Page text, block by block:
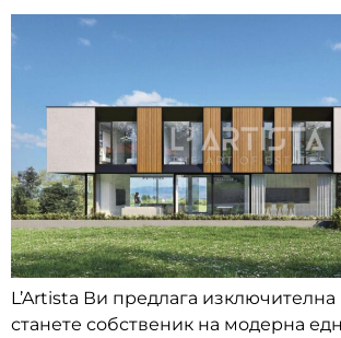
L’Artista Ви предлага
станете собственик на модерна